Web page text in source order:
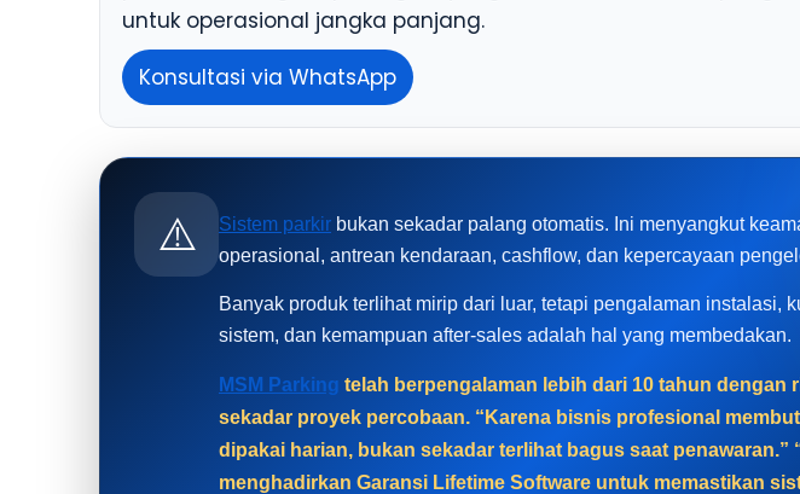
untuk operasional jangka panjang.
Konsultasi via WhatsApp
⚠️ Sistem parkir bukan sekadar palang otomatis. Ini menyangkut
operasional, antrean kendaraan, cashflow, dan kepercayaan
Banyak produk terlihat mirip dari luar, tetapi pengalaman instalasi,
sistem, dan kemampuan after-sales adalah hal yang membedakan.
MSM Parking telah berpengalaman lebih dari 10 tahun dengan
sekadar proyek percobaan. “Karena bisnis profesional
dipakai harian, bukan sekadar terlihat bagus saat penawaran.”
menghadirkan Garansi Lifetime Software untuk memastikan